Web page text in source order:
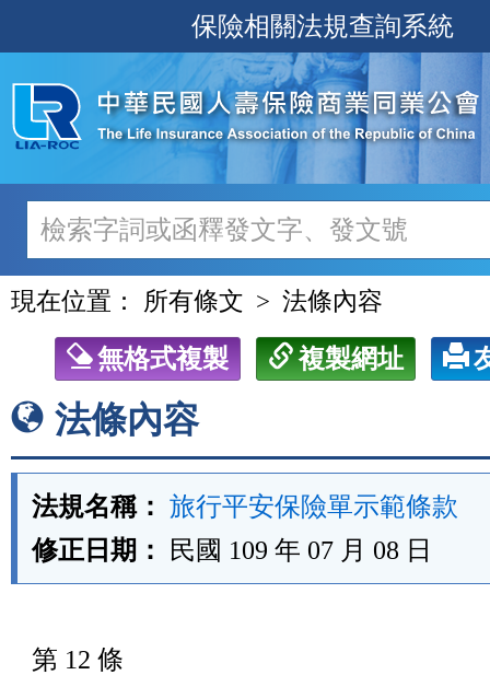
至
主
內
容
保險相關法規查詢系統
現在位置： 所有條文 法條內容
無格式複製 複製網址
法條內容
法規名稱： 旅行平安保險單示範條款
修正日期：
民國 109 年 07 月 08 日
第 12 條